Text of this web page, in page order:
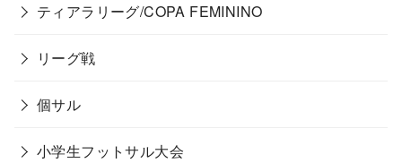
ティアラリーグ/COPA FEMININO
リーグ戦
個サル
小学生フットサル大会